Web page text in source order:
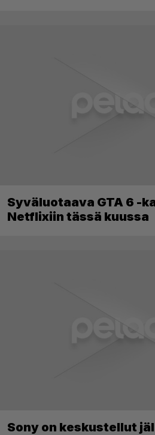
Syväluotaava GTA 6 -
Netflixiin tässä kuussa
Sony on keskustellut